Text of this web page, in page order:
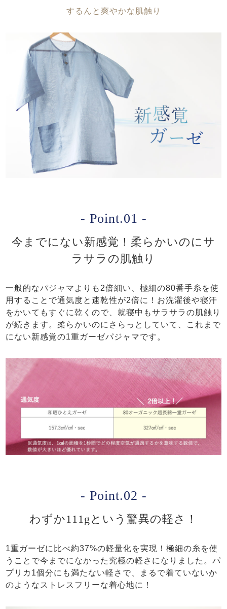
するんと爽やかな肌触り
- Point.01 -
今までにない新感覚！柔らかいのにサ
ラサラの肌触り
一般的なパジャマよりも2倍細い、極細の80番手糸を使
用することで通気度と速乾性が2倍に！お洗濯後や寝汗
をかいてもすぐに乾くので、就寝中もサラサラの肌触り
が続きます。柔らかいのにさらっとしていて、これまで
にない新感覚の1重ガーゼパジャマです。
- Point.02 -
わずか111gという驚異の軽さ！
1重ガーゼに比べ約37%の軽量化を実現！極細の糸を使
うことで今までになかった究極の軽さになりました。パ
プリカ1個分にも満たない軽さで、まるで着ていないか
のようなストレスフリーな着心地に！